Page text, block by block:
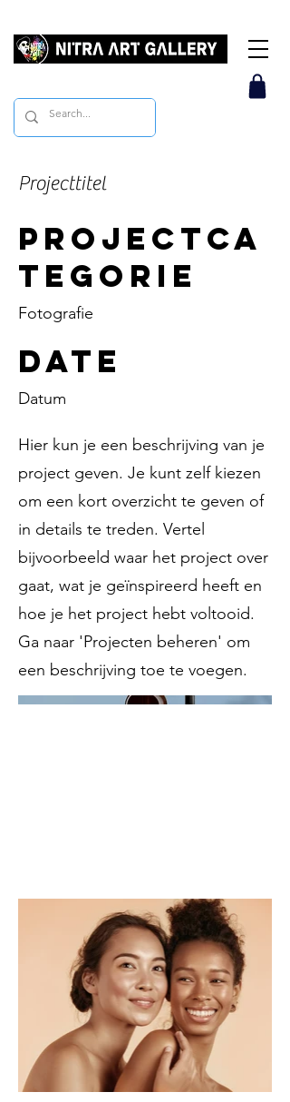
Projecttitel
Projectca
tegorie
Fotografie
Date
Datum
Hier kun je een beschrijving van je
project geven. Je kunt zelf kiezen
om een kort overzicht te geven of
in details te treden. Vertel
bijvoorbeeld waar het project over
gaat, wat je geïnspireerd heeft en
hoe je het project hebt voltooid.
Ga naar 'Projecten beheren' om
een beschrijving toe te voegen.